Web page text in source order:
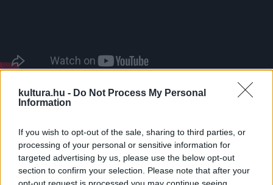
kultura.hu - Do Not Process My Personal
Information
If you wish to opt-out of the sale, sharing to third parties, or
processing of your personal or sensitive information for
targeted advertising by us, please use the below opt-out
section to confirm your selection. Please note that after your
Williams magyarázatként hozzáfűzte: ennyi idősen már túl
munka, amit az ilyen nagyszabású filmek megkövetelnek.
Azt ugyanakkor leszögezte: